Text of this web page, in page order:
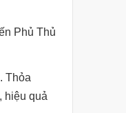
Phủ Thủ
Thỏa
hiệu quả